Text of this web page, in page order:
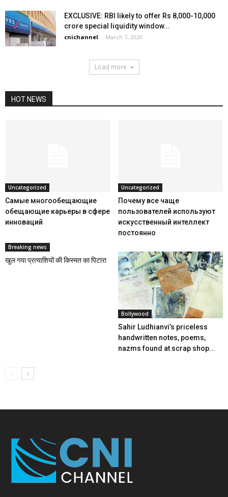
EXCLUSIVE: RBI likely to offer Rs 8,000-10,000
crore special liquidity window...
cnichannel - March 7, 2020
Load more
HOT NEWS
Uncategorized
Самые многообещающие
обещающие карьеры в сфере
инноваций
Uncategorized
Почему все чаще
пользователей используют
искусственный интеллект
постоянно
Breaking news
खुल गया प्रत्याशियों की किस्मत का पिटारा
Bollywood
Sahir Ludhianvi’s priceless
handwritten notes, poems,
nazms found at scrap shop...